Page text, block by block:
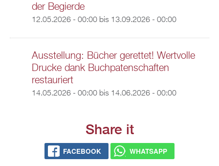
der Begierde
12.05.2026 - 00:00bis 13.09.2026 - 00:00
Ausstellung: Bücher gerettet! Wertvolle
Drucke dank Buchpatenschaften
restauriert
14.05.2026 - 00:00bis 14.06.2026 - 00:00
Share it
FACEBOOK WHATSAPP